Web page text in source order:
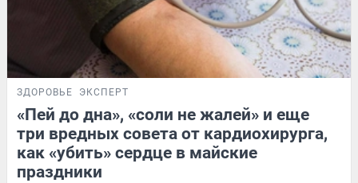
ЗДОРОВЬЕ ЭКСПЕРТ
«Пей до дна», «соли не жалей» и еще
три вредных совета от кардиохирурга,
как «убить» сердце в майские
праздники